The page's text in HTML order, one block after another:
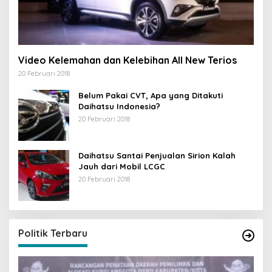
Video Kelemahan dan Kelebihan All New Terios
20 Februari 2018
Belum Pakai CVT, Apa yang Ditakuti
Daihatsu Indonesia?
20 Februari 2018
Daihatsu Santai Penjualan Sirion Kalah
Jauh dari Mobil LCGC
20 Februari 2018
Politik Terbaru